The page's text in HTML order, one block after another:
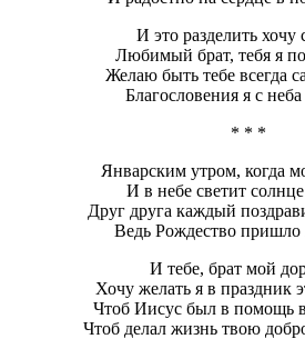
И это разделить хочу
Любимый брат, тебя я
Желаю быть тебе всегда
Благословения я с
* * *
Январским утром, когда
И в небе светит солнце
Друг друга каждый
Ведь Рождество пришло
И тебе, брат мой
Хочу желать я в праздник
Чтоб Иисус был в помощь
Чтоб делал жизнь твою